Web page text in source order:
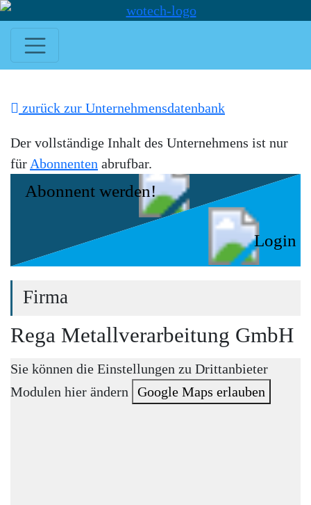
zurück zur Unternehmensdatenbank
Der vollständige Inhalt des Unternehmens ist nur
für Abonnenten abrufbar.
Abonnent werden!
Login
Firma
Rega Metallverarbeitung GmbH
Sie können die Einstellungen zu Drittanbieter
Modulen hier ändern
Google Maps erlauben